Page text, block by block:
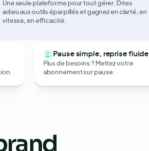
Profils de marque Messagerie intégrée
Une seule plateforme pour tout gérer. Dites
adieu aux outils éparpillés et gagnez en clarté, en
vitesse, en efficacité.
Pause simple, reprise fluide
Plus de besoins ? Mettez votre
abonnement sur pause.